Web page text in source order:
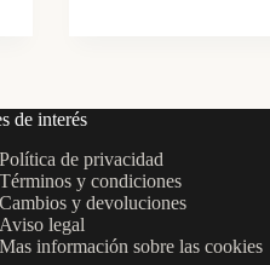
de interés
Política de privacidad
Términos y condiciones
Cambios y devoluciones
Aviso legal
Mas información sobre las cookies